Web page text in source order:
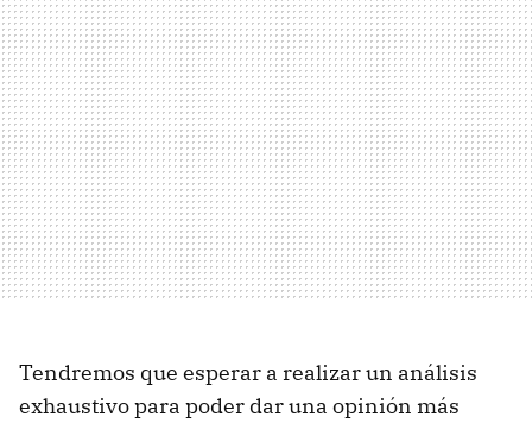
Tendremos que esperar a realizar un análisis
exhaustivo para poder dar una opinión más